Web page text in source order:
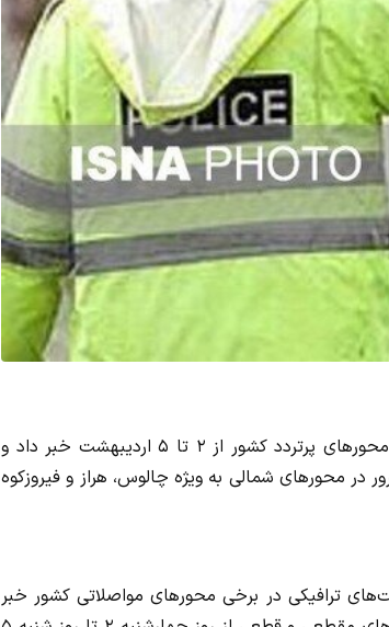
رئیس پلیس راه راهور فراجا از اجرای محدودیت‌ها و ممنوعیت‌های ترافیکی در محورهای پرتردد کشور از ۲ تا ۵ اردیبهشت خبر داد و
در محورهای شمالی به‌ ویژه چالوس، هراز و فیروزکوه
ترافیکی در برخی محورهای مواصلاتی کشور خبر